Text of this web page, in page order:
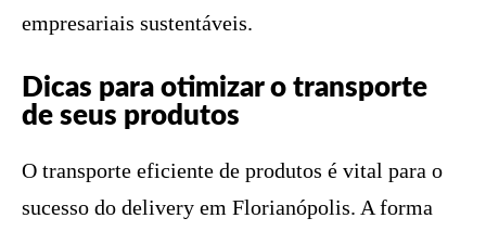
empresariais sustentáveis.
Dicas para otimizar o transporte
de seus produtos
O transporte eficiente de produtos é vital para o
sucesso do delivery em Florianópolis. A forma